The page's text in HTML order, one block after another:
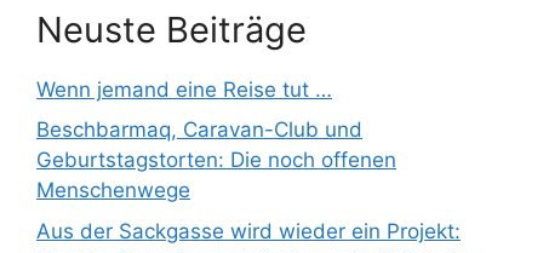
Neuste Beiträge
Wenn jemand eine Reise tut …
Beschbarmaq, Caravan-Club und
Geburtstagstorten: Die noch offenen
Menschenwege
Aus der Sackgasse wird wieder ein Projekt: